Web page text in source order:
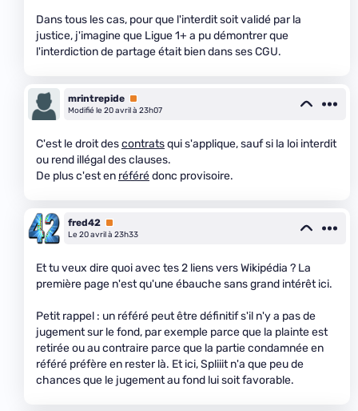
Dans tous les cas, pour que l'interdit soit validé par la
justice, j'imagine que Ligue 1+ a pu démontrer que
l'interdiction de partage était bien dans ses CGU.
mrintrepide Premium
Modifié le 20 avril à 23h07
C'est le droit descontratsqui s'applique, sauf si la loi interdit
ou rend illégal des clauses.
De plus c'est en référédonc provisoire.
fred42 Premium
Le 20 avril à 23h33
Et tu veux dire quoi avec tes 2 liens vers Wikipédia ? La
première page n'est qu'une ébauche sans grand intérêt ici.
Petit rappel : un référé peut être définitif s'il n'y a pas de
jugement sur le fond, par exemple parce que la plainte est
retirée ou au contraire parce que la partie condamnée en
référé préfère en rester là. Et ici, Spliiit n'a que peu de
chances que le jugement au fond lui soit favorable.